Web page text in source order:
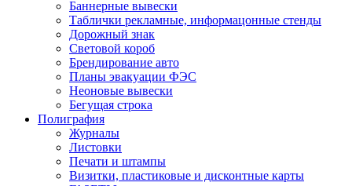
Баннерные вывески
Таблички рекламные, информацонные стенды
Дорожный знак
Световой короб
Брендирование авто
Планы эвакуации ФЭС
Неоновые вывески
Бегущая строка
Полиграфия
Журналы
Листовки
Печати и штампы
Визитки, пластиковые и дисконтные карты